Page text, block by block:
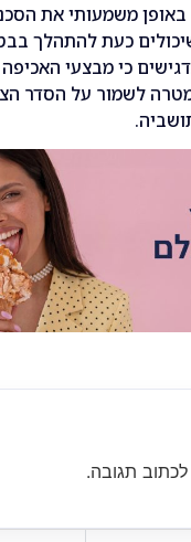
באופן משמעותי את
כעת להתהלך
כי מבצעי
לשמור על הסדר
לכתוב תגובה.